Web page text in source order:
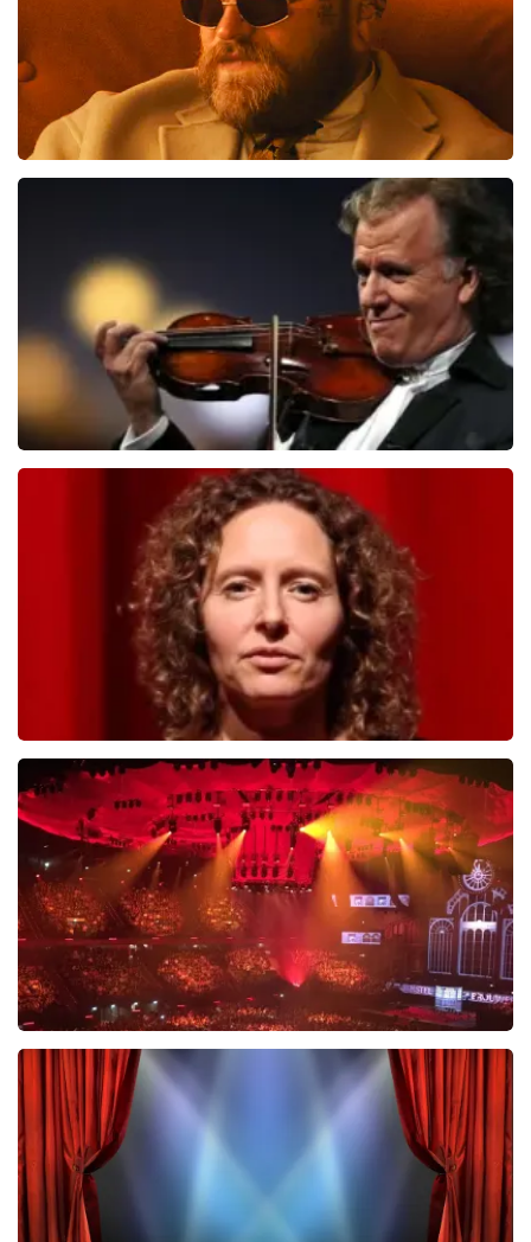
BESTEL NU
Andre Rieu
laatste 30 minuten
BESTEL NU
Esther van der Voort
488laatste 30 minuten
BESTEL NU
Vrienden Van Amstel Live
423 laatste 30 minuten
BESTEL NU